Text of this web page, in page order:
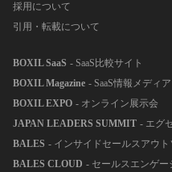
採用について
引用・転載について
BOXIL SaaS - SaaS比較サイト
BOXIL Magazine - SaaS情報メディア
BOXIL EXPO - オンライン展示会
JAPAN LEADERS SUMMIT - エグ
BALES - インサイドセールスアウ
BALES CLOUD - セールスエンゲー